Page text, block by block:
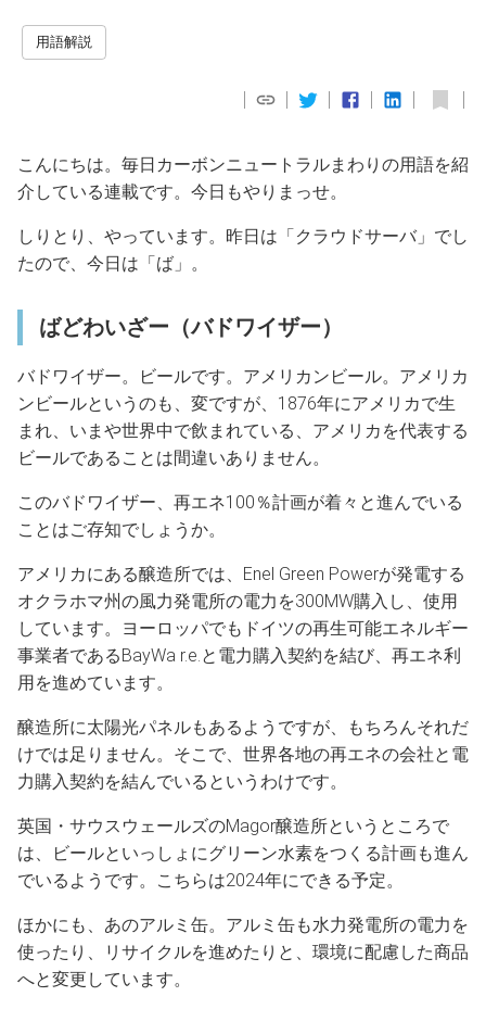
用語解説
こんにちは。毎日カーボンニュートラルまわりの用語を紹
介している連載です。今日もやりまっせ。
しりとり、やっています。昨日は「クラウドサーバ」でし
たので、今日は「ば」。
ばどわいざー（バドワイザー）
バドワイザー。ビールです。アメリカンビール。アメリカ
ンビールというのも、変ですが、1876年にアメリカで生
まれ、いまや世界中で飲まれている、アメリカを代表する
ビールであることは間違いありません。
このバドワイザー、再エネ100％計画が着々と進んでいる
ことはご存知でしょうか。
アメリカにある醸造所では、Enel Green Powerが発電する
オクラホマ州の風力発電所の電力を300MW購入し、使用
しています。ヨーロッパでもドイツの再生可能エネルギー
事業者であるBayWa r.e.と電力購入契約を結び、再エネ利
用を進めています。
醸造所に太陽光パネルもあるようですが、もちろんそれだ
けでは足りません。そこで、世界各地の再エネの会社と電
力購入契約を結んでいるというわけです。
英国・サウスウェールズのMagor醸造所というところで
は、ビールといっしょにグリーン水素をつくる計画も進ん
でいるようです。こちらは2024年にできる予定。
ほかにも、あのアルミ缶。アルミ缶も水力発電所の電力を
使ったり、リサイクルを進めたりと、環境に配慮した商品
へと変更しています。